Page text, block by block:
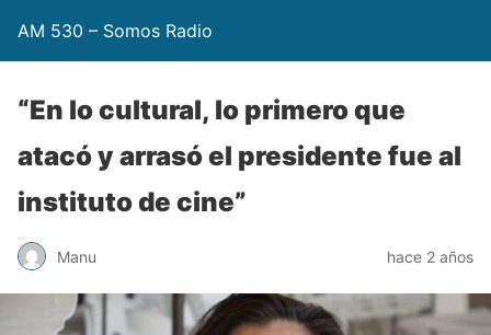
AM 530 – Somos Radio
“En lo cultural, lo primero que
atacó y arrasó el presidente fue al
instituto de cine”
Manu hace 2 años